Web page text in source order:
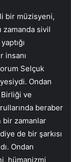
bir müzisyeni,
zamanda sivil
insanı
Selçuk
Ondan
ve
beraber
bir zamanlar
de bir şarkısı
Ondan
hümanizmi